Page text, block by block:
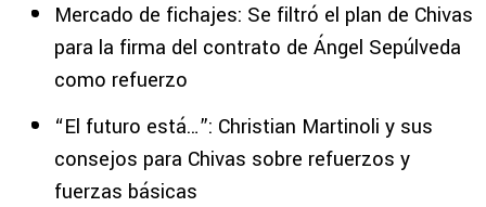
Mercado de fichajes: Se filtró el plan de Chivas
para la firma del contrato de Ángel Sepúlveda
como refuerzo
“El futuro está…”: Christian Martinoli y sus
consejos para Chivas sobre refuerzos y
fuerzas básicas